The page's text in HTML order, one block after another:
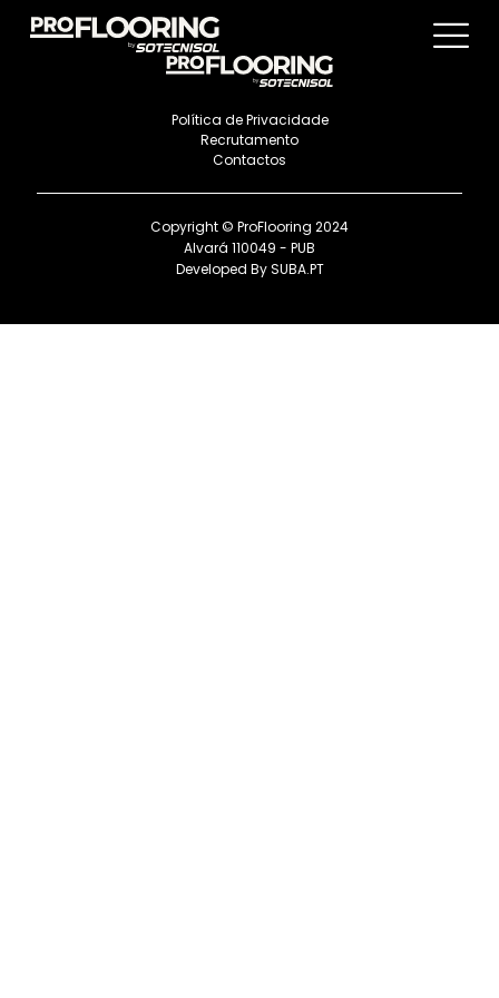
Política de Privacidade
Recrutamento
Contactos
Copyright © ProFlooring 2024
Alvará 110049 - PUB
Developed BySUBA.PT